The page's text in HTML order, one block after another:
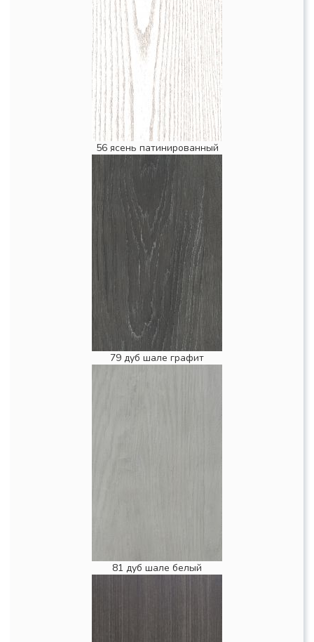
56 ясень патинированный
79 дуб шале графит
81 дуб шале белый